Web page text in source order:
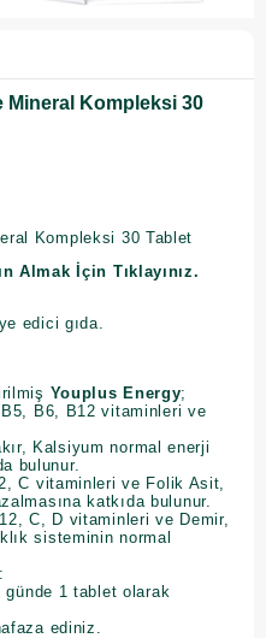
Mineral Kompleksi 30
Kompleksi 30 Tablet
Almak İçin Tıklayınız.
edici gıda.
Youplus Energy;
B6, B12 vitaminleri ve
Kalsiyum normal enerji
bulunur.
C vitaminleri ve Folik Asit,
katkıda bulunur.
C, D vitaminleri ve Demir,
sisteminin normal
1 tablet olarak
ediniz.